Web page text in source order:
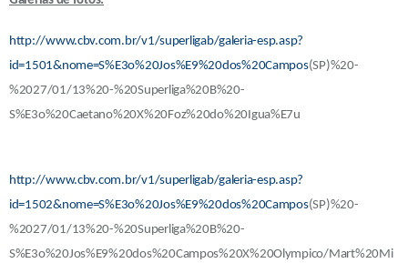
http://www.cbv.com.br/v1/superligab/galeria-esp.asp?
id=1501&nome=S%E3o%20Jos%E9%20dos%20Campos(SP)%20-
%2027/01/13%20-%20Superliga%20B%20-
S%E3o%20Caetano%20X%20Foz%20do%20Igua%E7u
http://www.cbv.com.br/v1/superligab/galeria-esp.asp?
id=1502&nome=S%E3o%20Jos%E9%20dos%20Campos(SP)%20-
%2027/01/13%20-%20Superliga%20B%20-
S%E3o%20Jos%E9%20dos%20Campos%20X%20Olympico/Mart%20Mi